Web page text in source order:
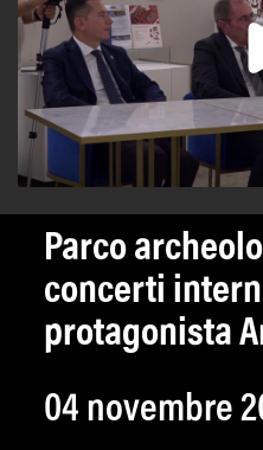
Parco
concerti
protagonista
04 novembre